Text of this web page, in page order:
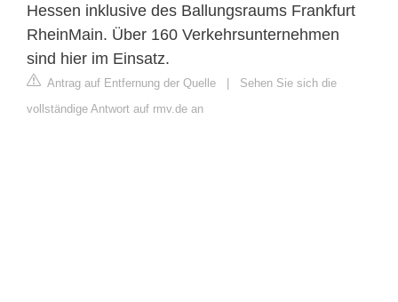
Hessen inklusive des Ballungsraums Frankfurt
RheinMain. Über 160 Verkehrsunternehmen
sind hier im Einsatz.
Antrag auf Entfernung der Quelle | Sehen Sie sich die
vollständige Antwort auf rmv.de an